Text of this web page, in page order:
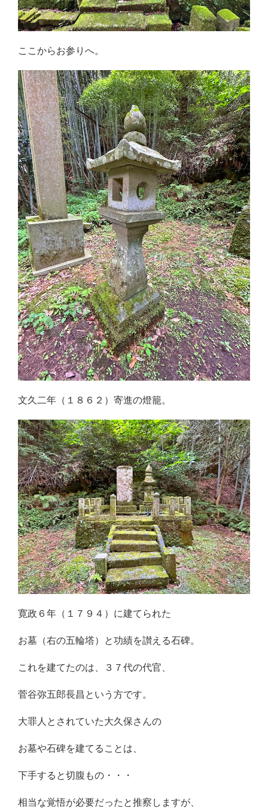
ここからお参りへ。
文久二年（１８６２）寄進の燈籠。
寛政６年（１７９４）に建てられた
お墓（右の五輪塔）と功績を讃える石碑。
これを建てたのは、３７代の代官、
菅谷弥五郎長昌という方です。
大罪人とされていた大久保さんの
お墓や石碑を建てることは、
下手すると切腹もの・・・
相当な覚悟が必要だったと推察しますが、